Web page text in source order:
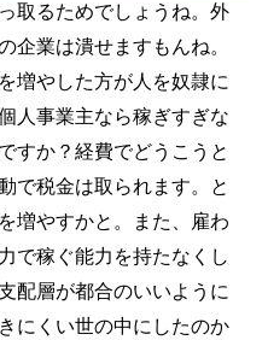
取るためでしょうね。外
企業は潰せますもんね。
増やした方が人を奴隷に
人事業主なら稼ぎすぎな
すか？経費でどうこうと
で税金は取られます。と
増やすかと。また、雇わ
で稼ぐ能力を持たなくし
配層が都合のいいように
にくい世の中にしたのか